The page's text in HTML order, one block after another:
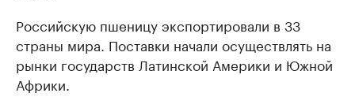
Российскую пшеницу экспортировали в 33
страны мира. Поставки начали осуществлять на
рынки государств Латинской Америки и Южной
Африки.